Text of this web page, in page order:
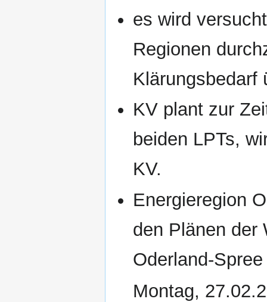
es wird
Regionen
Klärungsbedarf
KV plant zur
beiden LPTs,
KV.
Energieregion
den Plänen der
Oderland-Spree
Montag,